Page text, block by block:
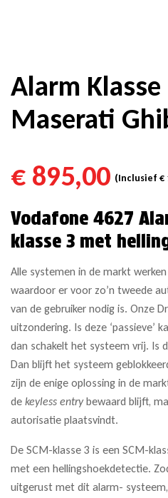
Alarm
Maserati
€ 895,00 (Inclusief €
Vodafone 4627
klasse 3 met
Alle systemen in de markt
waardoor er voor zo’n tweede
van de gebruiker nodig is. Onze
uitzondering. Is deze ‘passieve’
dan schakelt het systeem vrij. Is
Dan blijft het systeem
zijn de enige oplossing in de
de keyless entrybewaard blijft,
autorisatie plaatsvindt.
De SCM-klasse 3 is een SCM-
met een hellingshoekdetectie.
uitgerust met dit alarm-